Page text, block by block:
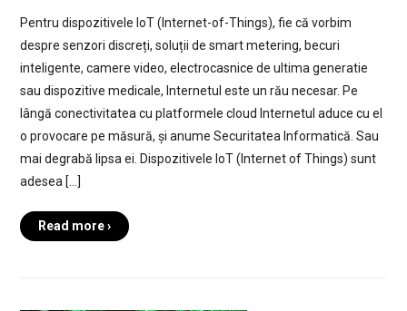
Pentru dispozitivele IoT (Internet-of-Things), fie că vorbim
despre senzori discreți, soluții de smart metering, becuri
inteligente, camere video, electrocasnice de ultima generatie
sau dispozitive medicale, Internetul este un rău necesar. Pe
lângă conectivitatea cu platformele cloud Internetul aduce cu el
o provocare pe măsură, și anume Securitatea Informatică. Sau
mai degrabă lipsa ei. Dispozitivele IoT (Internet of Things) sunt
adesea […]
Read more ›